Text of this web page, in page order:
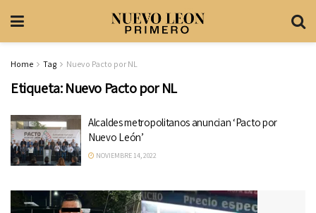
Home Tag Nuevo Pacto por NL
Etiqueta:Nuevo Pacto por NL
Alcaldes metropolitanos anuncian ‘Pacto por
Nuevo León’
NOVIEMBRE 14, 2022